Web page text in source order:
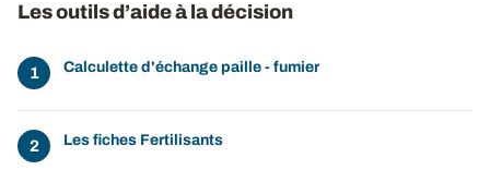
Les outils d’aide à la décision
Calculette d'échange paille - fumier
Les fiches Fertilisants